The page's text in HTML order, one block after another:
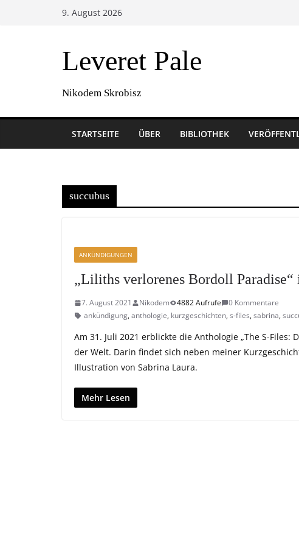
9. August 2026
Leveret Pale
Nikodem Skrobisz
STARTSEITE ÜBER BIBLIOTHEK
succubus
ANKÜNDIGUNGEN
„Liliths verlorenes Bordoll Paradise“
7. August 2021 Nikodem 4882 Aufrufe
0 Kommentare
ankündigung,anthologie, kurzgeschichten,s-files,sabrina,
Am 31. Juli 2021 erblickte die Anthologie „The S-Files:
der Welt. Darin findet sich neben meiner
Illustration von Sabrina Laura.
Mehr Lesen